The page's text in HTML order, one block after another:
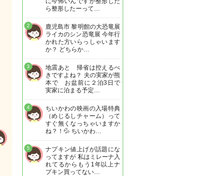
ら整形したーって…
鹿児島市 黎明館の大恐竜展
ライカのシン恐竜展 今年行
かれた方いらっしゃいます
か？ どちらか…
2
地震あと 帰省は控えるべ
きですよね？ 夫の実家が熊
本で お盆前に２泊3日で
実家に泊まる予定…
3
ちいかわの映画の入場特典
（めじるしチャーム）って
すぐ無くなっちゃいますか
ね？！💦 ちいかわ…
4
ナプキン値上げが話題にな
ってますが 私はミレーナ入
れてるからもう1年以上ナ
プキン買ってない…
5